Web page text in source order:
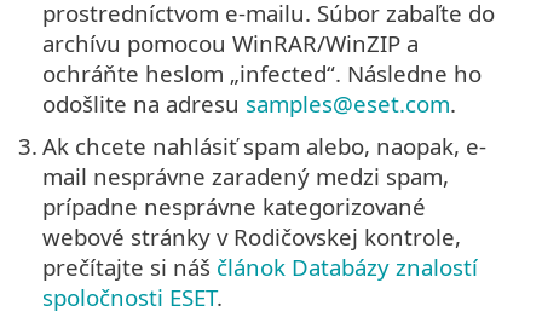
prostredníctvom e-mailu. Súbor zabaľte do
archívu pomocou WinRAR/WinZIP a
ochráňte heslom „infected“. Následne ho
odošlite na adresu samples@eset.com.
3. Ak chcete nahlásiť spam alebo, naopak, e-
mail nesprávne zaradený medzi spam,
prípadne nesprávne kategorizované
webové stránky v Rodičovskej kontrole,
prečítajte si náš článok Databázy znalostí
spoločnosti ESET.